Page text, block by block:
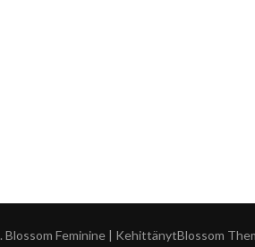
. Blossom Feminine | KehittänytBlossom